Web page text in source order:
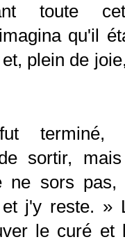
toute
qu'il
plein de
terminé,
sortir,
ne sors pas,
j'y reste. »
le curé et